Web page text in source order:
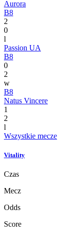
Aurora
B8
2
0
l
Passion UA
B8
0
2
w
B8
Natus Vincere
1
2
l
Wszystkie mecze
Vitality
Czas
Mecz
Odds
Score